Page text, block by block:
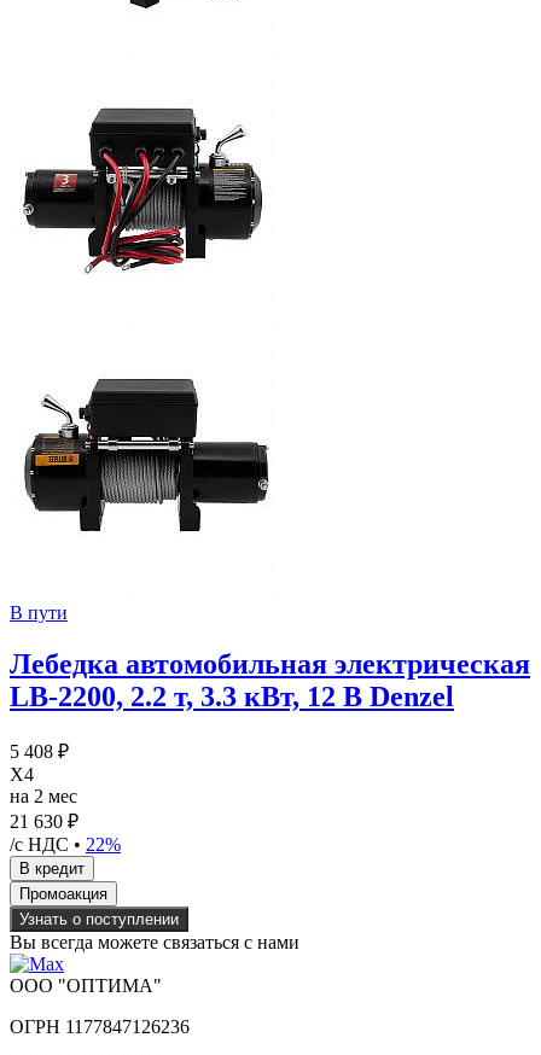
В пути
Лебедка автомобильная электрическая
LB-2200, 2.2 т, 3.3 кВт, 12 В Denzel
5 408 ₽
X4
на 2 мес
21 630 ₽
/с НДС • 22%
Узнать о поступлении
Вы всегда можете связаться с нами
ООО "ОПТИМА"
ОГРН 1177847126236